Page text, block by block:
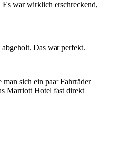
war wirklich erschreckend,
Das war perfekt.
sich ein paar Fahrräder
Marriott Hotel fast direkt